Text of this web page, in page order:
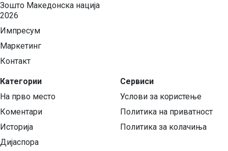
Зошто Македонска нација
2026
Импресум
Маркетинг
Контакт
Категории
На прво место
Коментари
Историја
Дијаспора
Сервиси
Услови за користење
Политика на приватност
Политика за колачиња